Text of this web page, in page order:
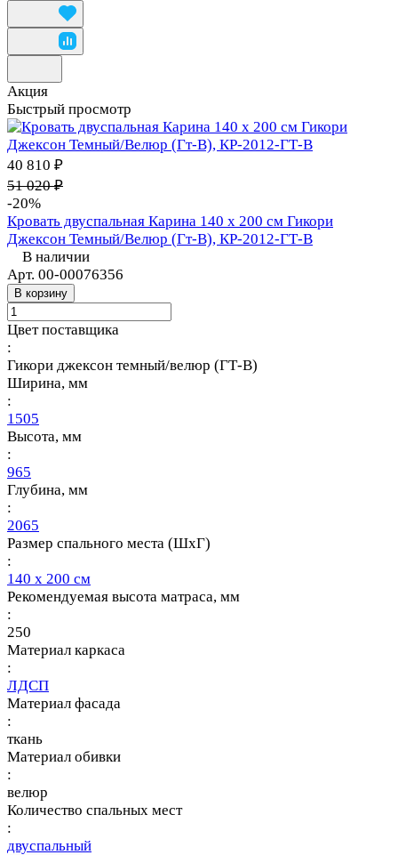
Акция
Быстрый просмотр
40 810 ₽
51 020 ₽
-20%
Кровать двуспальная Карина 140 х 200 см Гикори
Джексон Темный/Велюр (Гт-В), КР-2012-ГТ-В
В наличии
Арт. 00-00076356
В корзину
Цвет поставщика
:
Гикори джексон темный/велюр (ГТ-В)
Ширина, мм
:
1505
Высота, мм
:
965
Глубина, мм
:
2065
Размер спального места (ШхГ)
:
140 х 200 см
Рекомендуемая высота матраса, мм
:
250
Материал каркаса
:
ЛДСП
Материал фасада
:
ткань
Материал обивки
:
велюр
Количество спальных мест
:
двуспальный